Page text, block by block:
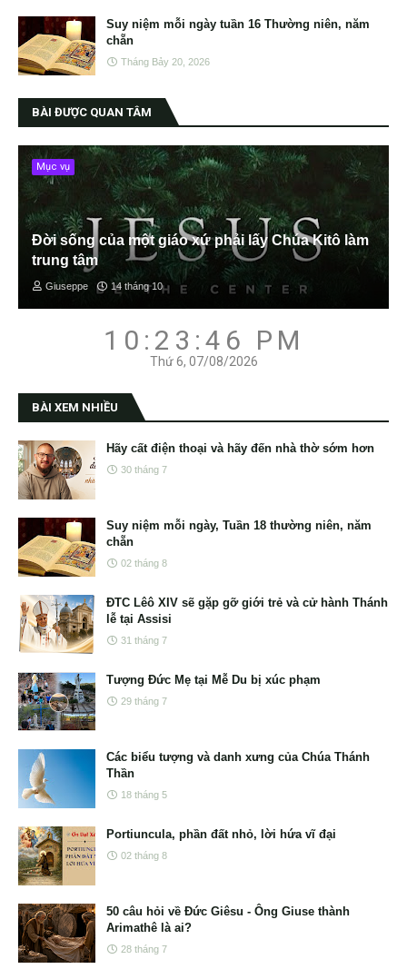
Suy niệm mỗi ngày tuần 16 Thường niên, năm
chẵn
Tháng Bảy 20, 2026
BÀI ĐƯỢC QUAN TÂM
Mục vụ
Đời sống của một giáo xứ phải lấy Chúa Kitô làm
trung tâm
Giuseppe 14 tháng 10
10:23:47 PM
Thứ 6, 07/08/2026
BÀI XEM NHIỀU
Hãy cất điện thoại và hãy đến nhà thờ sớm hơn
30 tháng 7
Suy niệm mỗi ngày, Tuần 18 thường niên, năm
chẵn
02 tháng 8
ĐTC Lêô XIV sẽ gặp gỡ giới trẻ và cử hành Thánh
lễ tại Assisi
31 tháng 7
Tượng Đức Mẹ tại Mễ Du bị xúc phạm
29 tháng 7
Các biểu tượng và danh xưng của Chúa Thánh
Thần
18 tháng 5
Portiuncula, phần đất nhỏ, lời hứa vĩ đại
02 tháng 8
50 câu hỏi về Đức Giêsu - Ông Giuse thành
Arimathê là ai?
28 tháng 7